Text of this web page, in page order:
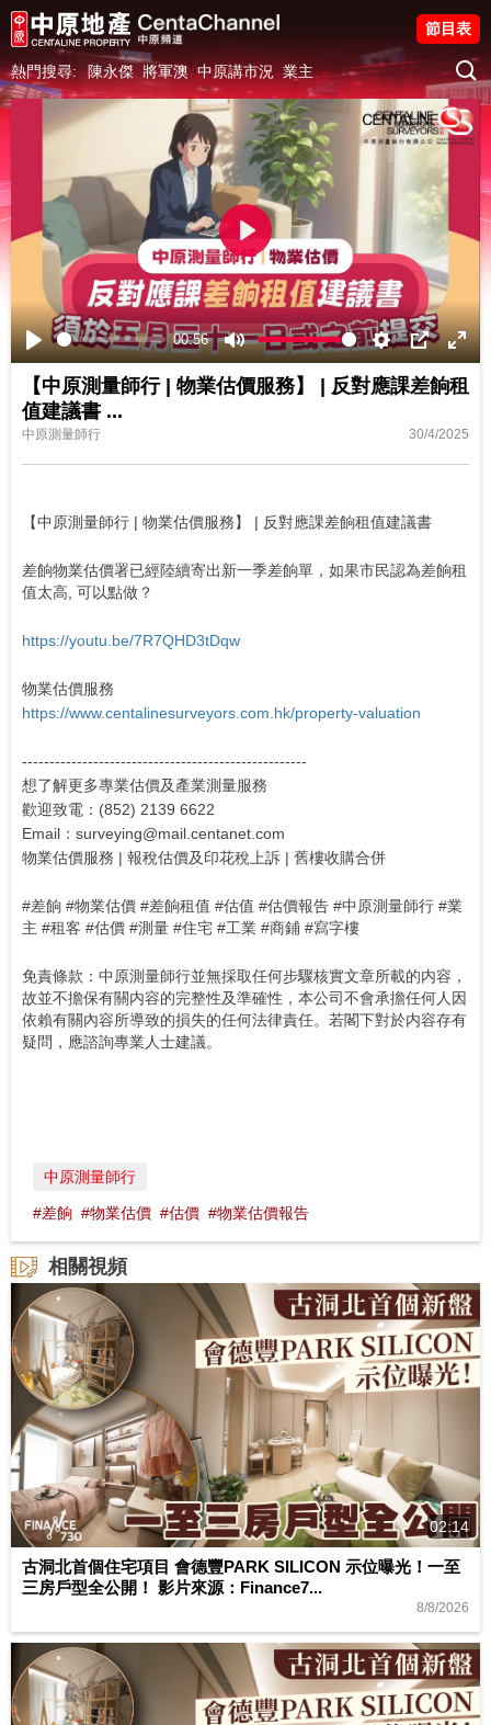
熱門搜尋: 陳永傑 將軍澳 中原講市況 業主
節目表
Play
00:56
Mute Settings
PIP
Play
【中原測量師行 | 物業估價服務】 | 反對應課差餉租
值建議書 ...
中原測量師行 30/4/2025
【中原測量師行 | 物業估價服務】 | 反對應課差餉租值建議書
差餉物業估價署已經陸續寄出新一季差餉單，如果市民認為差餉租
值太高, 可以點做？
https://youtu.be/7R7QHD3tDqw
物業估價服務
https://www.centalinesurveyors.com.hk/property-valuation
----------------------------------------------------
想了解更多專業估價及產業測量服務
歡迎致電：(852) 2139 6622
Email：surveying@mail.centanet.com
物業估價服務 | 報稅估價及印花稅上訴 | 舊樓收購合併
#差餉 #物業估價 #差餉租值 #估值 #估價報告 #中原測量師行 #業
主 #租客‪ #估價 #測量 #住宅 #工業 #商鋪 #寫字樓
免責條款：中原測量師行並無採取任何步驟核實文章所載的内容，
故並不擔保有關内容的完整性及準確性，本公司不會承擔任何人因
依賴有關內容所導致的損失的任何法律責任。若閣下對於内容存有
疑問，應諮詢專業人士建議。‬‬
中原測量師行
#差餉 #物業估價 #估價 #物業估價報告
相關視頻
02:14
古洞北首個住宅項目 會德豐PARK SILICON 示位曝光！一至
三房戶型全公開！ 影片來源：Finance7...
8/8/2026